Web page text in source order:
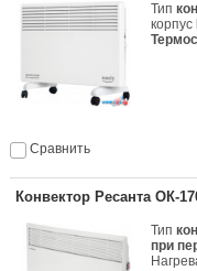
Тип
корпус
Сравнить
Конвектор Ресанта ОК-
Тип
при